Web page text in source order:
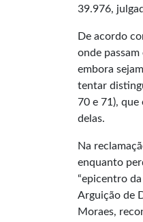
39.976,
De acordo
onde
embora
tentar
70 e 71), que
delas.
Na
enquanto
“epicentro
Arguição de
Moraes,